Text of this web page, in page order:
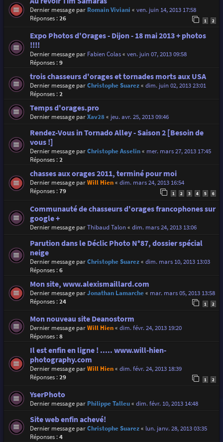
Dernier message par Romain Viviani « ven. juin 14, 2013 17:58
Réponses :26 1 2
Expo Photos d'Orages - Dijon - 18 mai 2013 + photos
!!!!
Dernier message par Fabien Colas« ven. juin 07, 2013 09:58
Réponses :9
trois chasseurs d'orages et tornades morts aux USA
Dernier message parChristophe Suarez« dim. juin 02, 2013 23:01
Réponses :2
Temps d'orages.pro
Dernier message parXav28« jeu. avr. 25, 2013 09:46
Rendez-Vous in Tornado Alley - Saison 2 [Besoin de
vous !]
Dernier message parChristophe Asselin« mer. mars 27, 2013 17:45
Réponses :2
chasses aux orages 2011, terminé pour moi
Dernier message parWill Hien« dim. mars 24, 2013 16:54
Réponses :79 1 2 3 4 5 6
Communauté de chasseurs d'orages francophones sur
google +
Dernier message parThibaud Talon« dim. mars 24, 2013 13:06
Parution dans le Déclic Photo N°87, dossier spécial
neige
Dernier message parChristophe Suarez« dim. mars 10, 2013 13:03
Réponses :6
Mon site, www.alexismaillard.com
Dernier message parJonathan Lamarche« mar. mars 05, 2013 13:58
Réponses :24 1 2
Mon nouveau site Deanostorm
Dernier message parWill Hien« dim. févr. 24, 2013 19:20
Réponses :8
Il est enfin en ligne ! ..... www.will-hien-
photography.com
Dernier message parWill Hien« dim. févr. 24, 2013 18:39
Réponses :29 1 2
YserPhoto
Dernier message par Philippe Talleu« dim. févr. 10, 2013 14:48
Site web enfin achevé!
Dernier message parChristophe Suarez« lun. janv. 28, 2013 03:35
Réponses :4